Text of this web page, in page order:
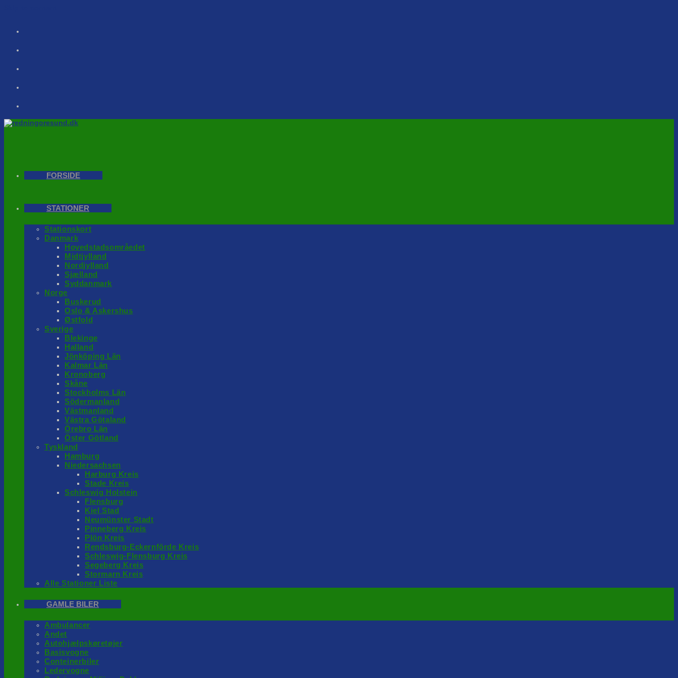
FORSIDE
STATIONER
Stationskort
Danmark
Hovedstadsområedet
Midtjylland
Nordjylland
Sjælland
Syddanmark
Norge
Buskerud
Oslo & Askershus
Østfold
Sverige
Blekinge
Halland
Jönköping Län
Kalmar Län
Kronoberg
Skåne
Stockholms Län
Södermanland
Västmanland
Västra Götaland
Örebro Län
Öster Götland
Tyskland
Hamburg
Niedersachsen
Harburg Kreis
Stade Kreis
Schleswig Holstein
Flensburg
Kiel Stad
Neumünster Stadt
Pinneberg Kreis
Plön Kreis
Rendsburg-Eckernförde Kreis
Schleswig-Flensburg Kreis
Segeberg Kreis
Stormarn Kreis
Alle Stationer Liste
GAMLE BILER
Ambulancer
Andet
Autohjælpskøretøjer
Basisvogne
Conteinerbiler
Ledervogne